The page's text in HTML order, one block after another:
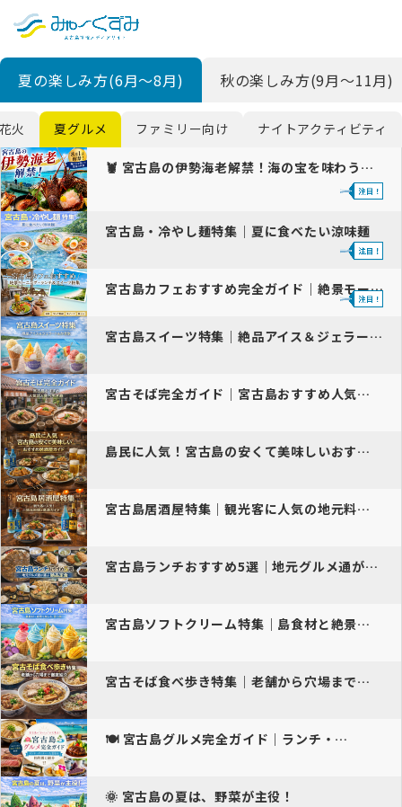
English
夏の楽しみ方(6月〜8月) 秋の楽しみ方(9月〜11月)
火 夏グルメ ファミリー向け ナイトアクティビティ
🦞 宮古島の伊勢海老解禁！海の宝を味わう最高の季節
宮古島・冷やし麺特集｜夏に食べたい涼味麺
宮古島カフェおすすめ完全ガイド｜絶景モーニング・ランチ・スイーツ人気…
宮古島スイーツ特集｜絶品アイス＆ジェラート＆かき氷
宮古そば完全ガイド｜宮古島おすすめ人気店と食べ歩き旅【2026年最新…
島民に人気！宮古島の安くて美味しいおすすめ居酒屋ガイド
宮古島居酒屋特集｜観光客に人気の地元料理と島酒ガイド
宮古島ランチおすすめ5選｜地元グルメ通が選ぶ絶品定食
宮古島ソフトクリーム特集｜島食材と絶景の甘い旅
宮古そば食べ歩き特集｜老舗から穴場まで徹底紹介
🍽️ 宮古島グルメ完全ガイド｜ランチ・…
🌞 宮古島の夏は、野菜が主役！